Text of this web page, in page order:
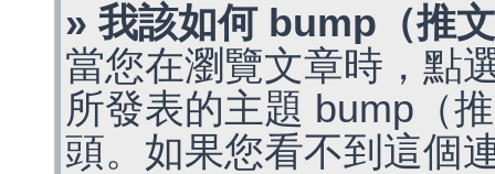
» 我該如何 bump（推
當您在瀏覽文章時，點
所發表的主題 bump（
頭。如果您看不到這個